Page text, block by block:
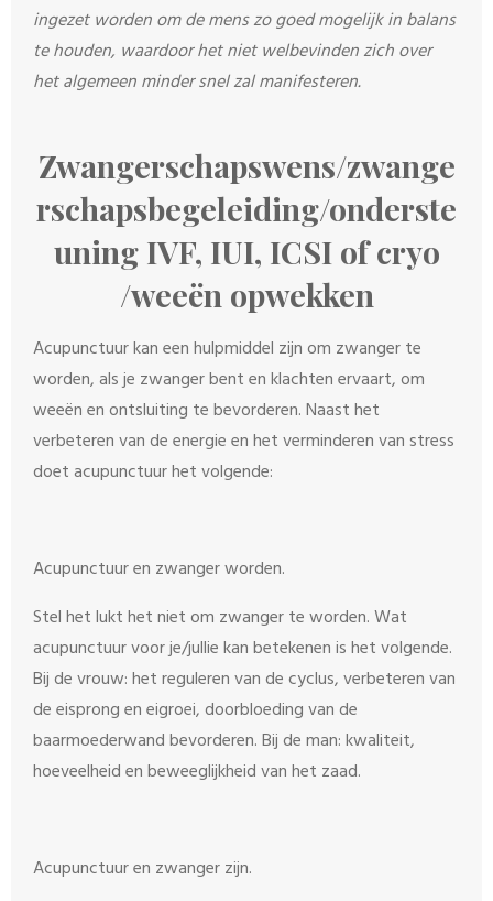
ingezet worden om de mens zo goed mogelijk in balans
te houden, waardoor het niet welbevinden zich over
het algemeen minder snel zal manifesteren.
Zwangerschapswens/zwange
rschapsbegeleiding/onderste
uning IVF, IUI, ICSI of cryo
/weeën opwekken
Acupunctuur kan een hulpmiddel zijn om zwanger te
worden, als je zwanger bent en klachten ervaart, om
weeën en ontsluiting te bevorderen. Naast het
verbeteren van de energie en het verminderen van stress
doet acupunctuur het volgende:
Acupunctuur en zwanger worden.
Stel het lukt het niet om zwanger te worden. Wat
acupunctuur voor je/jullie kan betekenen is het volgende.
Bij de vrouw: het reguleren van de cyclus, verbeteren van
de eisprong en eigroei, doorbloeding van de
baarmoederwand bevorderen. Bij de man: kwaliteit,
hoeveelheid en beweeglijkheid van het zaad.
Acupunctuur en zwanger zijn.